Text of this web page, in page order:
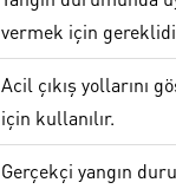
vermek için
Acil çıkış yollarını
için kullanılır.
Gerçekçi yangın